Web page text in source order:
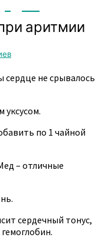
аритмии
не срывалось
уксусом.
по 1 чайной
– отличные
сердечный тонус,